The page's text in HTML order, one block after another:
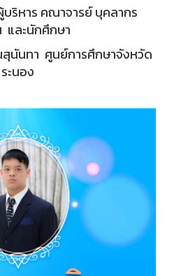
ริหาร คณาจารย์ บุคลากร
และนักศึกษา
นันทา ศูนย์การศึกษาจังหวัด
ระนอง